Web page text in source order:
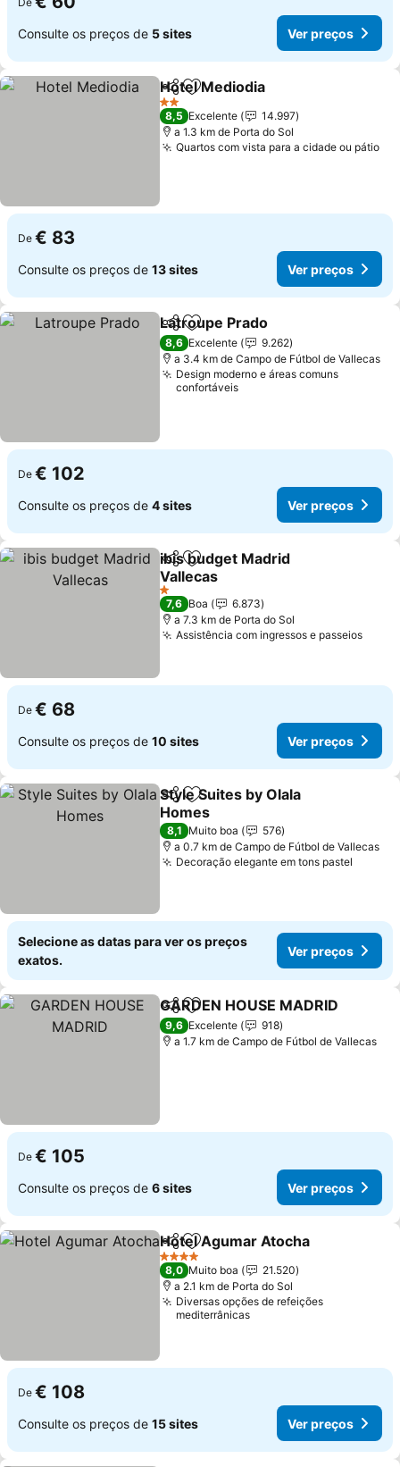
Consulte os preços de 5 sites Ver preços
PartilharAdicionar aos favoritos
Hotel Mediodia
2 Estrelas
8,5 Excelente
14.997
a 1.3 km de Porta do Sol
Quartos com vista para a cidade ou pátio
De € 83
Consulte os preços de 13 sites Ver preços
PartilharAdicionar aos favoritos
Latroupe Prado
8,6 Excelente
9.262
a 3.4 km de Campo de Fútbol de Vallecas
Design moderno e áreas comuns
confortáveis
De € 102
Consulte os preços de 4 sites Ver preços
PartilharAdicionar aos favoritos
ibis budget Madrid
Vallecas
Ver preços
1 Estrelas
7,6 Boa
6.873
a 7.3 km de Porta do Sol
Assistência com ingressos e passeiosVer
De € 68
Consulte os preços de 10 sites Ver preços
PartilharAdicionar aos favoritos
Style Suites by Olala
Homes
Ver preços
8,1 Muito boa
576
a 0.7 km de Campo de Fútbol de Vallecas
Decoração elegante em tons pastel
Selecione as datas para ver os preços
exatos.
Ver preços
PartilharAdicionar aos favoritos
GARDEN HOUSE MADRID
9,6 Excelente
918
a 1.7 km de Campo de Fútbol de Vallecas
De € 105
Consulte os preços de 6 sites Ver preços
PartilharAdicionar aos favoritos
Hotel Agumar Atocha
4 Estrelas
8,0 Muito boa
21.520
a 2.1 km de Porta do Sol
Diversas opções de refeições
mediterrânicas
De € 108
Consulte os preços de 15 sites Ver preços